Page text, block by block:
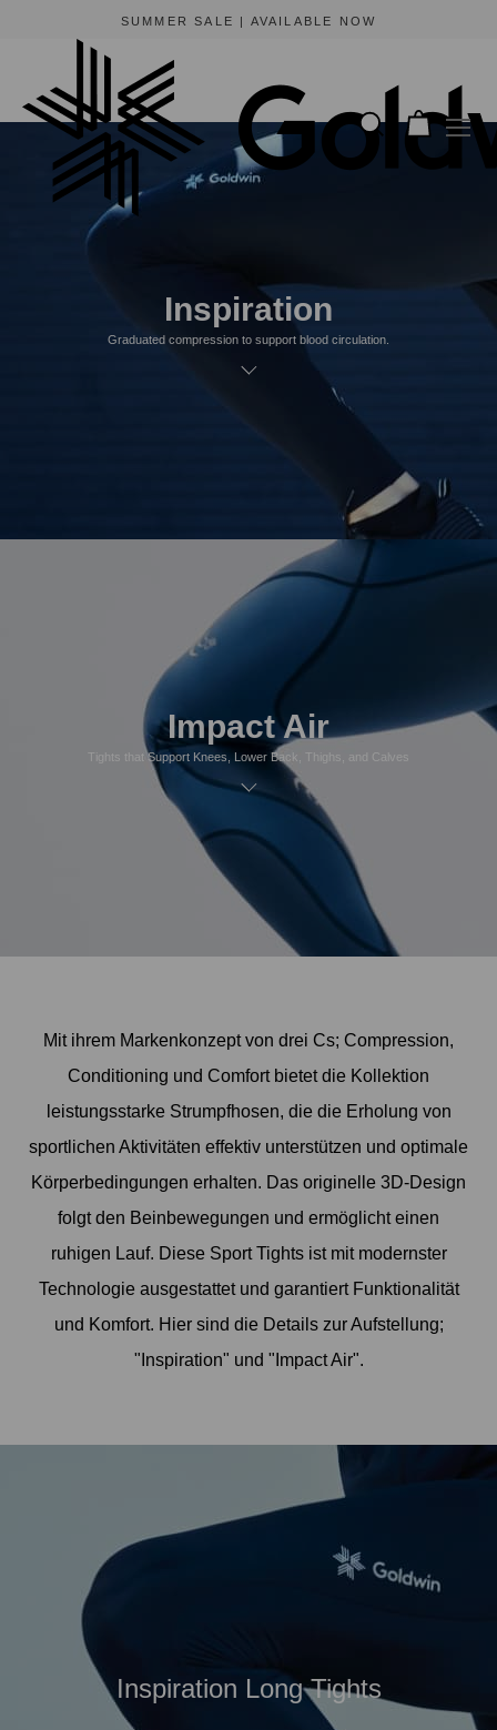
SUMMER SALE | AVAILABLE NOW
Inspiration
Graduated compression to support blood circulation.
Impact Air
Tights that Support Knees, Lower Back, Thighs, and Calves
Mit ihrem Markenkonzept von drei Cs; Compression,
Conditioning und Comfort bietet die Kollektion
leistungsstarke Strumpfhosen, die die Erholung von
sportlichen Aktivitäten effektiv unterstützen und optimale
Körperbedingungen erhalten. Das originelle 3D-Design
folgt den Beinbewegungen und ermöglicht einen
ruhigen Lauf. Diese Sport Tights ist mit modernster
Technologie ausgestattet und garantiert Funktionalität
und Komfort. Hier sind die Details zur Aufstellung;
"Inspiration" und "Impact Air".
Inspiration Long Tights